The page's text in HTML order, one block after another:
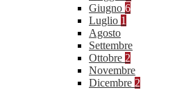
Giugno 6
Luglio 1
Agosto
Settembre
Ottobre 2
Novembre
Dicembre 2